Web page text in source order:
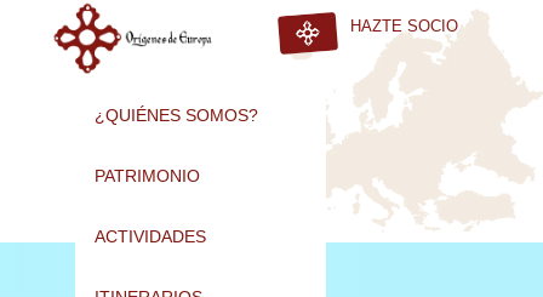
HAZTE SOCIO
¿QUIÉNES SOMOS?
PATRIMONIO
ACTIVIDADES